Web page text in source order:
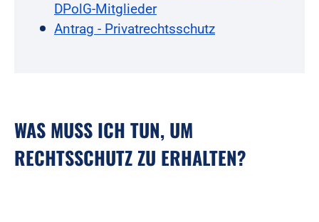
DPolG-Mitglieder
Antrag - Privatrechtsschutz
WAS MUSS ICH TUN, UM
RECHTSSCHUTZ ZU ERHALTEN?